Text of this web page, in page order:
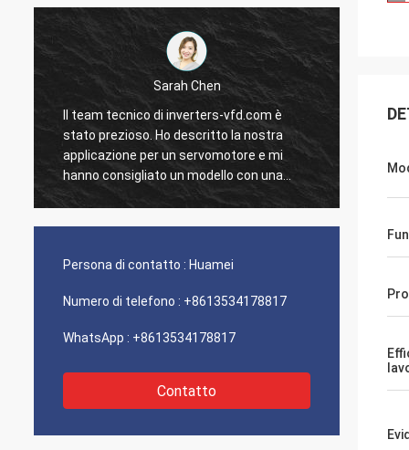
Sarah Chen
Il team tecnico di inverters-vfd.com è
stato prezioso. Ho descritto la nostra
applicazione per un servomotore e mi
hanno consigliato un modello con una
risposta dinamica superiore.
Il
li
Persona di contatto : Huamei
Numero di telefono : +8613534178817
WhatsApp : +8613534178817
Contatto